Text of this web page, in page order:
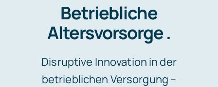
Finanzplanung
Betriebliche
Altersvorsorge .
Disruptive Innovation in der
betrieblichen Versorgung –